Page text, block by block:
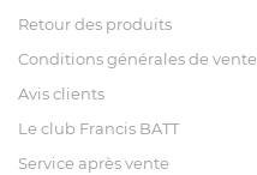
Retour des produits
Conditions générales de vente
Avis clients
Le club Francis BATT
Service après vente